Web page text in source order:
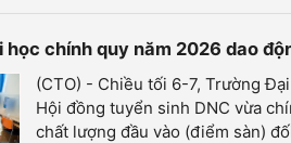
chính quy năm 2026 dao
(CTO) - Chiều tối 6-7, Trường
Hội đồng tuyển sinh DNC vừa
chất lượng đầu vào (điểm sàn)